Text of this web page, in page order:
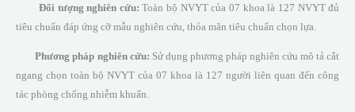
Đối tượng nghiên cứu:Toàn bộ NVYT của 07 khoa là 127 NVYT đủ
tiêu chuẩn đáp ứng cỡ mẫu nghiên cứu, thỏa mãn tiêu chuẩn chọn lựa.
Phương pháp nghiên cứu: Sử dụng phương pháp nghiên cứu mô tả cắt
ngang chọn toàn bộ NVYT của 07 khoa là 127 người liên quan đến công
tác phòng chống nhiễm khuẩn.